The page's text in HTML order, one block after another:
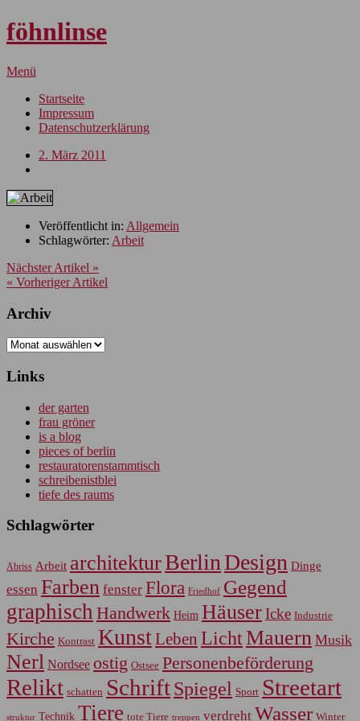
föhnlinse
Menü
Startseite
Impressum
Datenschutzerklärung
2. März 2011
Veröffentlicht in: Allgemein
Schlagwörter: Arbeit
Nächster Artikel »
« Vorheriger Artikel
Archiv
Archiv
Links
der garten
frau gröner
is a blog
pieces of berlin
restauratorenstammtisch
schreibenistblei
tiefe des raums
Schlagwörter
Abriss Arbeit architekturBerlin Design Dinge
essen Farben fenster Flora Friedhof Gegend
graphisch Handwerk Heim HäuserIcke Industrie
Kirche Kontrast KunstLeben LichtMauern Musik
Nerl Nordsee ostig Ostsee Personenbeförderung
Relikt schatten SchriftSpiegel Sport Streetart
struktur Technik Tiere tote Tiere treppen verdreht Wasser Winter